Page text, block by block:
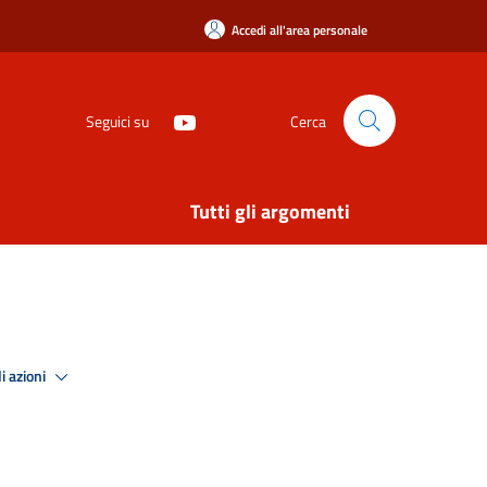
Accedi all'area personale
Seguici su Cerca
Tutti gli argomenti
azioni